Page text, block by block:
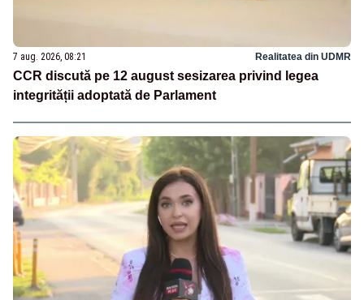
7 aug. 2026, 08:21 Realitatea din UDMR
CCR discută pe 12 august sesizarea privind legea
integrității adoptată de Parlament